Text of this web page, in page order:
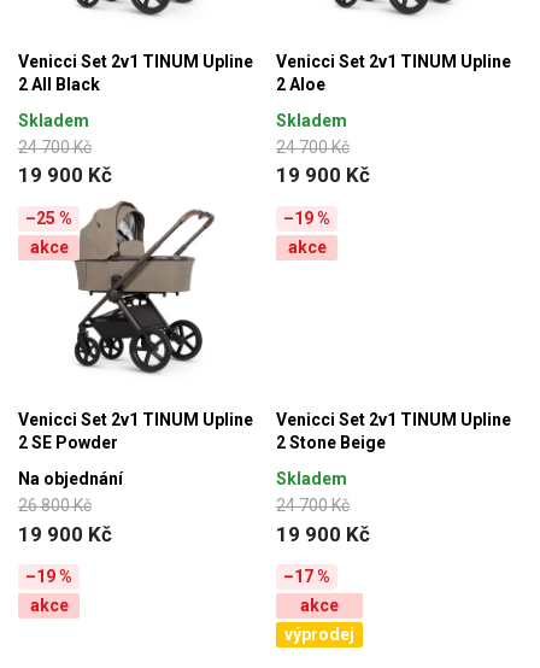
Venicci Set 2v1 TINUM Upline
2 All Black
24 700 Kč
19 900 Kč
Skladem
Venicci Set 2v1 TINUM Upline
2 Aloe
24 700 Kč
19 900 Kč
Skladem
–25 %
akce
Venicci Set 2v1 TINUM Upline
2 SE Powder
26 800 Kč
19 900 Kč
Na objednání
–19 %
akce
Venicci Set 2v1 TINUM Upline
2 Stone Beige
24 700 Kč
19 900 Kč
Skladem
–19 %
akce
–17 %
akce
výprodej